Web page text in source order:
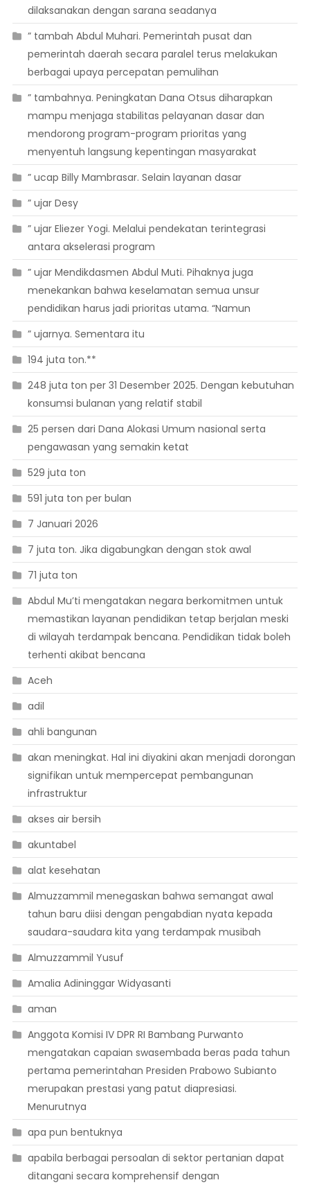
dilaksanakan dengan sarana seadanya
” tambah Abdul Muhari. Pemerintah pusat dan
pemerintah daerah secara paralel terus melakukan
berbagai upaya percepatan pemulihan
” tambahnya. Peningkatan Dana Otsus diharapkan
mampu menjaga stabilitas pelayanan dasar dan
mendorong program-program prioritas yang
menyentuh langsung kepentingan masyarakat
” ucap Billy Mambrasar. Selain layanan dasar
” ujar Desy
” ujar Eliezer Yogi. Melalui pendekatan terintegrasi
antara akselerasi program
” ujar Mendikdasmen Abdul Muti. Pihaknya juga
menekankan bahwa keselamatan semua unsur
pendidikan harus jadi prioritas utama. “Namun
” ujarnya. Sementara itu
194 juta ton.**
248 juta ton per 31 Desember 2025. Dengan kebutuhan
konsumsi bulanan yang relatif stabil
25 persen dari Dana Alokasi Umum nasional serta
pengawasan yang semakin ketat
529 juta ton
591 juta ton per bulan
7 Januari 2026
7 juta ton. Jika digabungkan dengan stok awal
71 juta ton
Abdul Mu’ti mengatakan negara berkomitmen untuk
memastikan layanan pendidikan tetap berjalan meski
di wilayah terdampak bencana. Pendidikan tidak boleh
terhenti akibat bencana
Aceh
adil
ahli bangunan
akan meningkat. Hal ini diyakini akan menjadi dorongan
signifikan untuk mempercepat pembangunan
infrastruktur
akses air bersih
akuntabel
alat kesehatan
Almuzzammil menegaskan bahwa semangat awal
tahun baru diisi dengan pengabdian nyata kepada
saudara-saudara kita yang terdampak musibah
Almuzzammil Yusuf
Amalia Adininggar Widyasanti
aman
Anggota Komisi IV DPR RI Bambang Purwanto
mengatakan capaian swasembada beras pada tahun
pertama pemerintahan Presiden Prabowo Subianto
merupakan prestasi yang patut diapresiasi.
Menurutnya
apa pun bentuknya
apabila berbagai persoalan di sektor pertanian dapat
ditangani secara komprehensif dengan